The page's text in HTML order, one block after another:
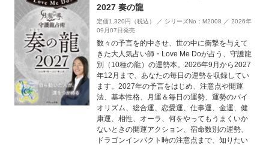
2027 奏の龍
定価1,320円（税込） ／ シリーズNo：M2008 ／ 2026年
09月07日発売
数々の予言を的中させ、世の中に衝撃を与えて
きた大人気占い師・Love Me Doが占う、守護龍
別（10種の龍）の運勢本。2026年9月から2027
年12月まで、あなたの毎日の運勢を収録してい
ます。2027年の予言をはじめ、注意点や開運
法、基本性格、月運＆毎日の運勢、運勢のバイ
オリズム、総合運、恋愛運、仕事運、金運、健
康運、相性、オーラ、何をやってもうまくいか
ないときの開運アクション、宿命数別の運勢、
ドラゴンインパクト時の注意点まで、知りたい